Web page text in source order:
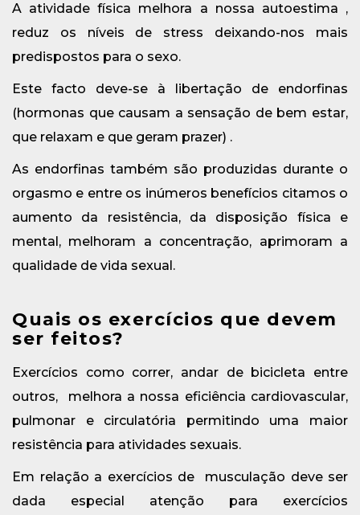
A atividade física melhora a nossa autoestima ,
reduz os níveis de stress deixando-nos mais
predispostos para o sexo.
Este facto deve-se à libertação de endorfinas
(hormonas que causam a sensação de bem estar,
que relaxam e que geram prazer) .
As endorfinas também são produzidas durante o
orgasmo e entre os inúmeros benefícios citamos o
aumento da resistência, da disposição física e
mental, melhoram a concentração, aprimoram a
qualidade de vida sexual.
Quais os exercícios que devem
ser feitos?
Exercícios como correr, andar de bicicleta entre
outros, melhora a nossa eficiência cardiovascular,
pulmonar e circulatória permitindo uma maior
resistência para atividades sexuais.
Em relação a exercícios de musculação deve ser
dada especial atenção para exercícios